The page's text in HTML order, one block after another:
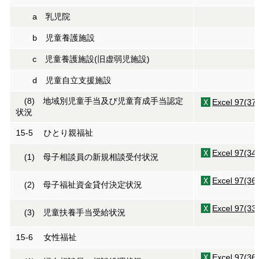
a 乳児院
b 児童養護施設
c 児童養護施設(旧虚弱児施設)
d 児童自立支援施設
(8) 地域別児童手当及び児童育成手当認定
状況
Excel
15-5 ひとり親福祉
(1) 母子相談員の新規相談受付状況 Excel
(2) 母子福祉資金貸付決定状況 Excel
(3) 児童扶養手当受給状況 Excel
15-6 女性福祉